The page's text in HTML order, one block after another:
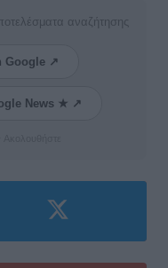
αναζήτησης
Google ↗
News ★ ↗